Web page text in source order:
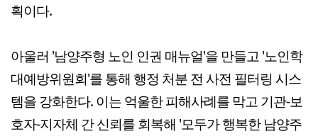
획이다.
아울러 '남양주형 노인 인권 매뉴얼'을 만들고 '노인학
대예방위원회'를 통해 행정 처분 전 사전 필터링 시스
템을 강화한다. 이는 억울한 피해사례를 막고 기관-보
호자-지자체 간 신뢰를 회복해 '모두가 행복한 남양주